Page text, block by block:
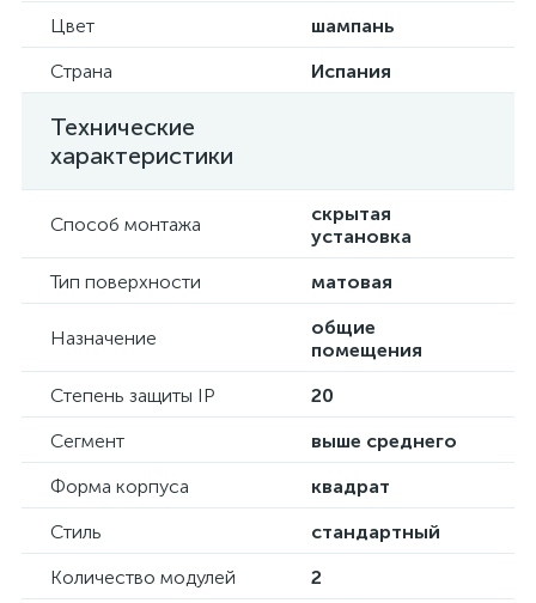
Цвет
шампань
Страна
Испания
Технические
характеристики
Способ монтажа
скрытая
установка
Тип поверхности
матовая
Назначение
общие
помещения
Степень защиты IP
20
Сегмент
выше среднего
Форма корпуса
квадрат
Стиль
стандартный
Количество модулей
2